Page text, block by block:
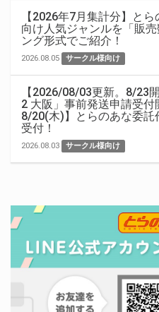
【2026年7月集計分】と
向け人気ジャンルを「販
ング形式でご紹介！
2026.08.05 サークル様向け
【2026/08/03更新。8/23
2 大阪」事前発送申請受付
8/20(木)】とらのあな委託
受付！
2026.08.03 サークル様向け